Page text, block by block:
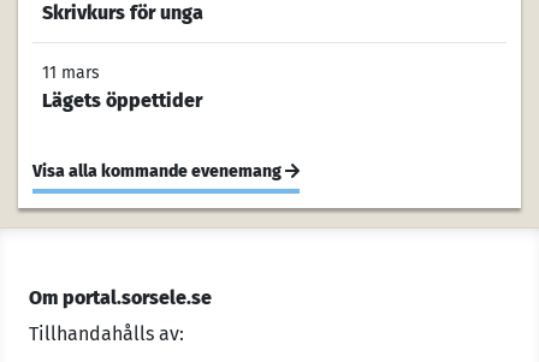
Skrivkurs för unga
11 mars
Lägets öppettider
Visa alla kommande evenemang
Om portal.sorsele.se
Tillhandahålls av: